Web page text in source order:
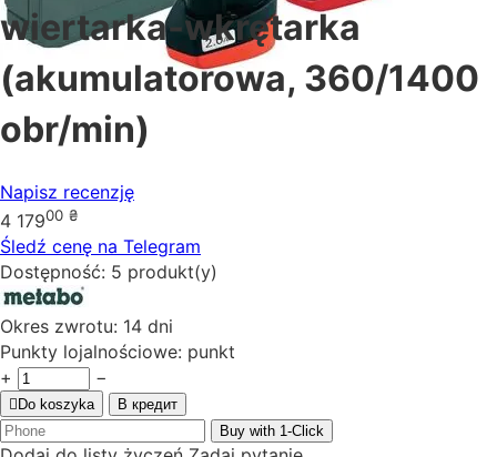
wiertarka-wkrętarka
(akumulatorowa, 360/1400
obr/min)
Napisz recenzję
4 17900 ₴
Śledź cenę na Telegram
Dostępność: 5 produkt(y)
Okres zwrotu: 14 dni
Punkty lojalnościowe: punkt
+
−
Do koszyka
В кредит
Buy with 1-Click